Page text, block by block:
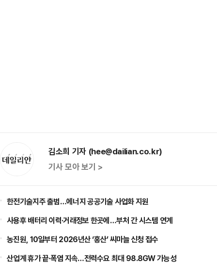
김소희 기자 (hee@dailian.co.kr)
기사 모아 보기 >
한전기술지주 출범…에너지 공공기술 사업화 지원
사용후 배터리 이력·거래정보 한곳에…부처 간 시스템 연계
농진원, 10일부터 2026년산 ‘홍산’ 씨마늘 신청 접수
산업계 휴가 끝·폭염 지속…전력수요 최대 98.8GW 가능성